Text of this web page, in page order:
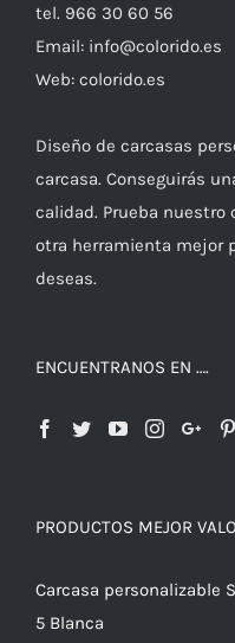
tel. 966 30 60 56
Email: info@colorido.es
Web: colorido.es
Diseño de carcasas
carcasa. Conseguirás
calidad. Prueba nuestro
otra herramienta mejor
deseas.
ENCUENTRANOS EN ….
PRODUCTOS MEJOR
Carcasa personalizable
5 Blanca